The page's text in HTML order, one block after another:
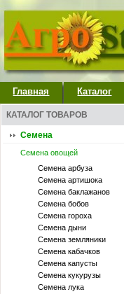
Главная Каталог
КАТАЛОГ ТОВАРОВ
Семена
Семена овощей
Семена арбуза
Семена артишока
Семена баклажанов
Семена бобов
Семена гороха
Семена дыни
Семена земляники
Семена кабачков
Семена капусты
Семена кукурузы
Семена лука